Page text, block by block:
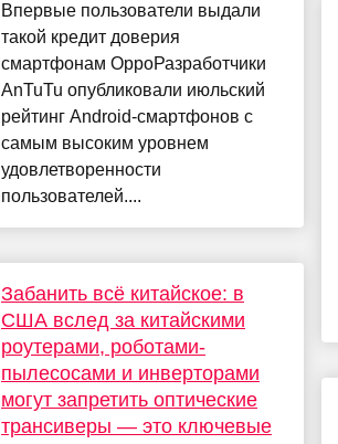
Впервые пользователи выдали
такой кредит доверия
смартфонам OppoРазработчики
AnTuTu опубликовали июльский
рейтинг Android-смартфонов с
самым высоким уровнем
удовлетворенности
пользователей....
Забанить всё китайское: в
США вслед за китайскими
роутерами, роботами-
пылесосами и инверторами
могут запретить оптические
трансиверы — это ключевые